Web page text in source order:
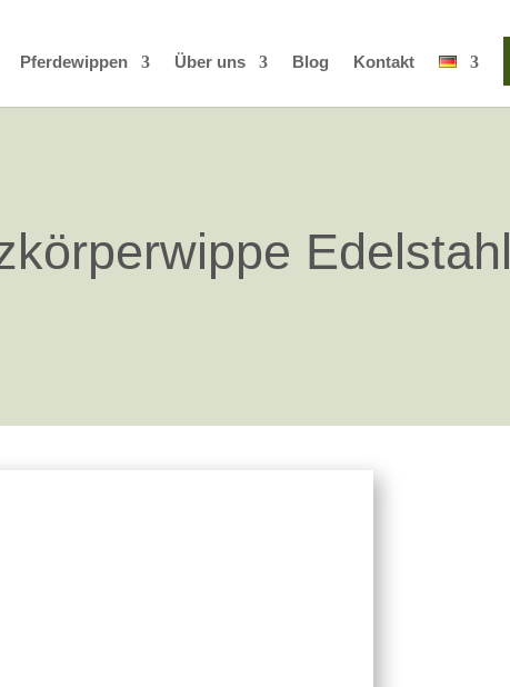
Pferdewippen Über uns Blog Kontakt
Edelstahl